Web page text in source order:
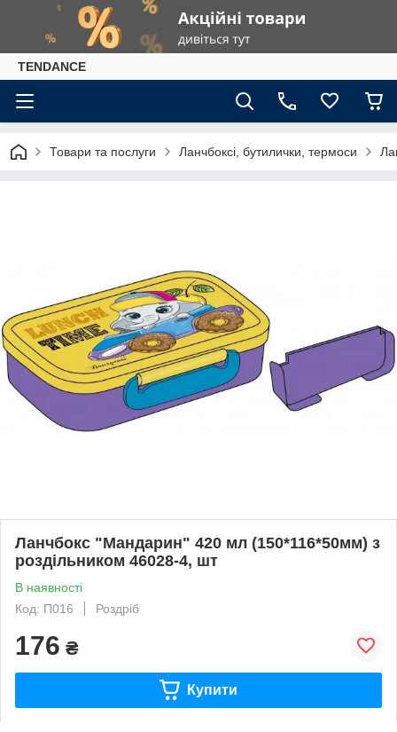
TENDANCE
Товари та послуги Ланчбоксі, бутилички, термоси
Ланчбокс "Мандарин" 420 мл (150*116*50мм) з
роздільником 46028-4, шт
В наявності
Код: П016
Роздріб
176 ₴
Купити